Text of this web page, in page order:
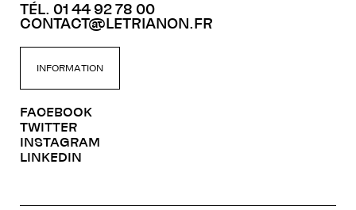
TÉL. 01 44 92 78 00
CONTACT@LETRIANON.FR
INFORMATION
FACEBOOK
TWITTER
INSTAGRAM
LINKEDIN